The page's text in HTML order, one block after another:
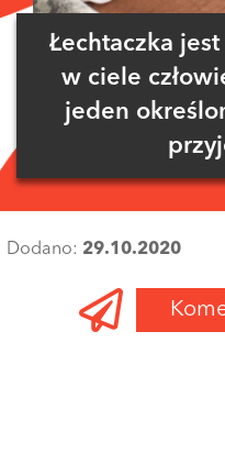
Łechtaczka
w ciele
jeden
Dodano: 29.10.2020